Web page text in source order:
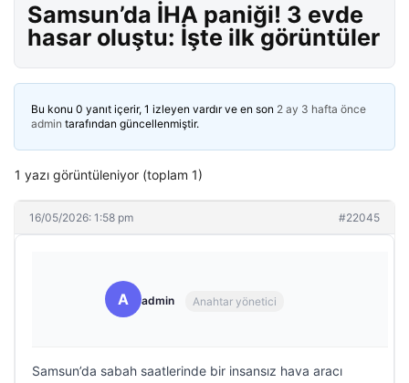
Samsun’da İHA paniği! 3 evde
hasar oluştu: İşte ilk görüntüler
Bu konu 0 yanıt içerir, 1 izleyen vardır ve en son 2 ay 3 hafta önce
admin tarafından güncellenmiştir.
1 yazı görüntüleniyor (toplam 1)
16/05/2026: 1:58 pm #22045
A admin Anahtar yönetici
Samsun’da sabah saatlerinde bir insansız hava aracı